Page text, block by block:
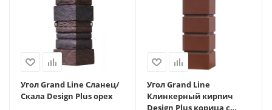
Угол Grand Line Сланец/
Скала Design Plus орех
Угол Grand Line
Клинкерный кирпич
Design Plus корица с